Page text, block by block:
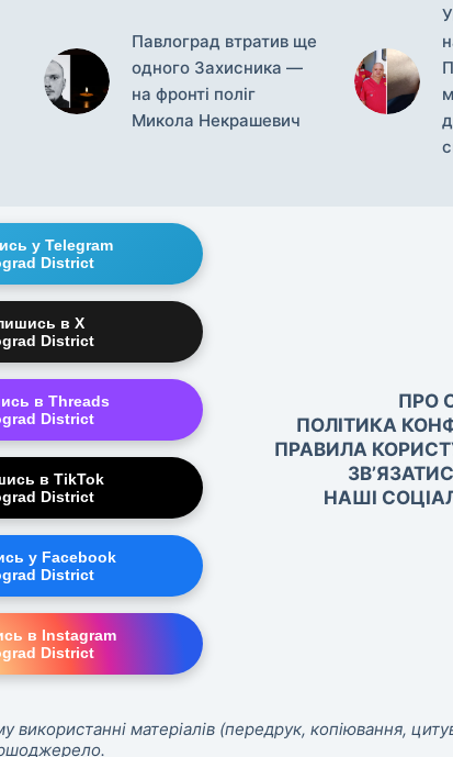
Павлоград втратив ще
одного Захисника —
на фронті поліг
Микола Некрашевич
у Telegram
District
в X
District
в Threads
District
в TikTok
District
у Facebook
District
в Instagram
District
ПРО
ПОЛІТИКА
ПРАВИЛА
НАШІ
використанні матеріалів (передрук, копіювання,